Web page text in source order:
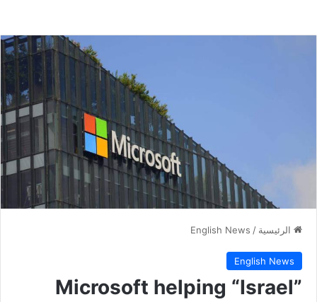
الرئيسية /
English News
English News
Microsoft helping “Israel”